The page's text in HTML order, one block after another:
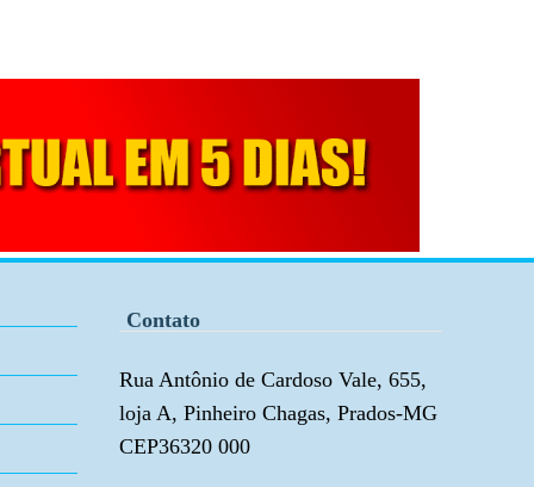
Contato
Rua Antônio de Cardoso Vale, 655,
loja A, Pinheiro Chagas, Prados-MG
CEP36320 000